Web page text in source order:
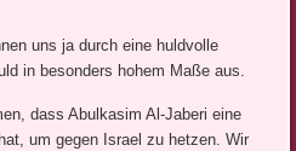
uns ja durch eine huldvolle
in besonders hohem Maße aus.
dass Abulkasim Al-Jaberi eine
t, um gegen Israel zu hetzen. Wir